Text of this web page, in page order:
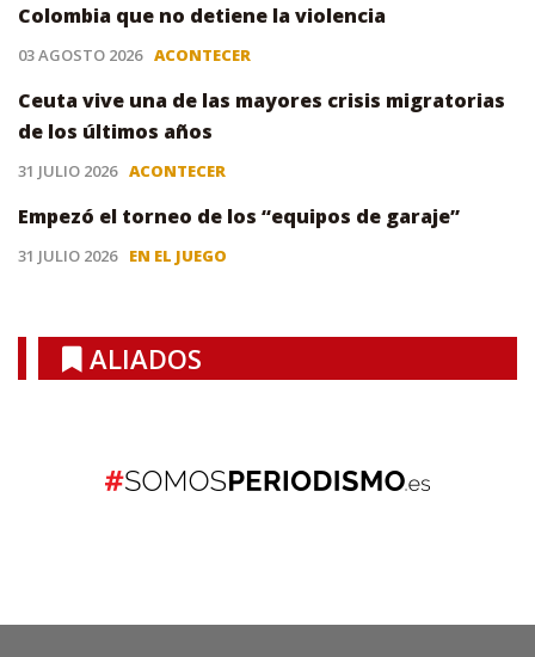
Colombia que no detiene la violencia
03 AGOSTO 2026 ACONTECER
Ceuta vive una de las mayores crisis migratorias
de los últimos años
31 JULIO 2026 ACONTECER
Empezó el torneo de los “equipos de garaje”
31 JULIO 2026 EN EL JUEGO
ALIADOS